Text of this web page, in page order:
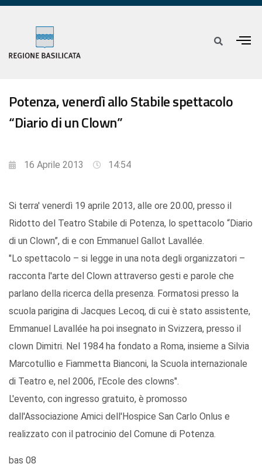
Potenza, venerdì allo Stabile spettacolo
“Diario di un Clown”
16 Aprile 2013 14:54
Si terra' venerdì 19 aprile 2013, alle ore 20.00, presso il
Ridotto del Teatro Stabile di Potenza, lo spettacolo “Diario
di un Clown”, di e con Emmanuel Gallot Lavallée.
"Lo spettacolo – si legge in una nota degli organizzatori –
racconta l'arte del Clown attraverso gesti e parole che
parlano della ricerca della presenza. Formatosi presso la
scuola parigina di Jacques Lecoq, di cui è stato assistente,
Emmanuel Lavallée ha poi insegnato in Svizzera, presso il
clown Dimitri. Nel 1984 ha fondato a Roma, insieme a Silvia
Marcotullio e Fiammetta Bianconi, la Scuola internazionale
di Teatro e, nel 2006, l'Ecole des clowns".
L'evento, con ingresso gratuito, è promosso
dall'Associazione Amici dell'Hospice San Carlo Onlus e
realizzato con il patrocinio del Comune di Potenza.
bas 08